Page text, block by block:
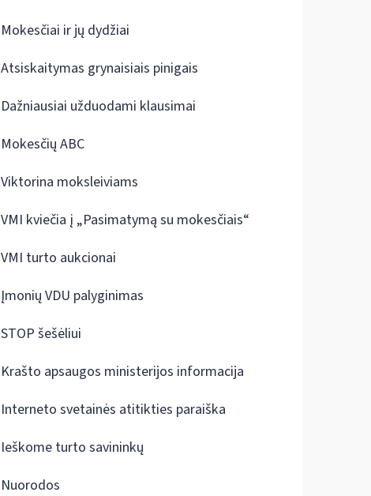
Mokesčiai ir jų dydžiai
Atsiskaitymas grynaisiais pinigais
Dažniausiai užduodami klausimai
Mokesčių ABC
Viktorina moksleiviams
VMI kviečia į „Pasimatymą su mokesčiais“
VMI turto aukcionai
Įmonių VDU palyginimas
STOP šešėliui
Krašto apsaugos ministerijos informacija
Interneto svetainės atitikties paraiška
Ieškome turto savininkų
Nuorodos